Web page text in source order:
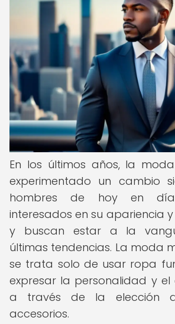
En los últimos años, la
experimentado un cambio
hombres de hoy en
interesados en su apariencia
y buscan estar a la
últimas tendencias. La moda
se trata solo de usar ropa
expresar la personalidad y el
a través de la elección
accesorios.